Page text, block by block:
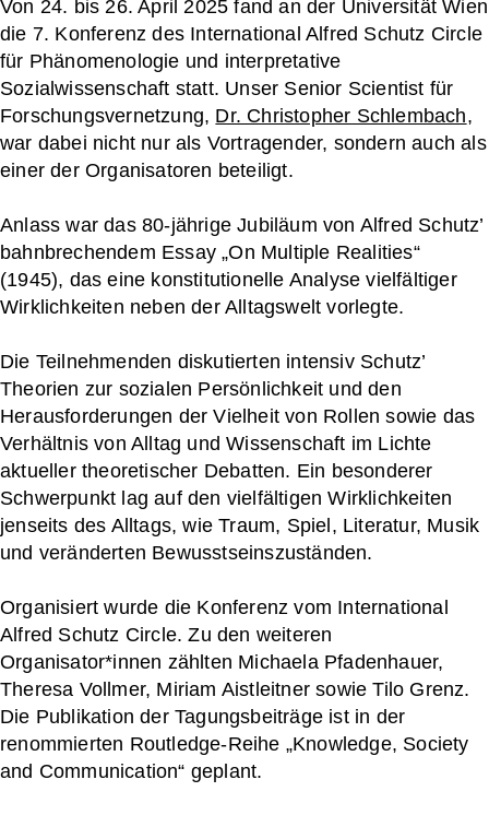
Von 24. bis 26. April 2025 fand an der Universität Wien
die 7. Konferenz des International Alfred Schutz Circle
für Phänomenologie und interpretative
Sozialwissenschaft statt. Unser Senior Scientist für
Forschungsvernetzung, Dr. Christopher Schlembach,
war dabei nicht nur als Vortragender, sondern auch als
einer der Organisatoren beteiligt.
Anlass war das 80-jährige Jubiläum von Alfred Schutz’
bahnbrechendem Essay „On Multiple Realities“
(1945), das eine konstitutionelle Analyse vielfältiger
Wirklichkeiten neben der Alltagswelt vorlegte.
Die Teilnehmenden diskutierten intensiv Schutz’
Theorien zur sozialen Persönlichkeit und den
Herausforderungen der Vielheit von Rollen sowie das
Verhältnis von Alltag und Wissenschaft im Lichte
aktueller theoretischer Debatten. Ein besonderer
Schwerpunkt lag auf den vielfältigen Wirklichkeiten
jenseits des Alltags, wie Traum, Spiel, Literatur, Musik
und veränderten Bewusstseinszuständen.
Organisiert wurde die Konferenz vom International
Alfred Schutz Circle. Zu den weiteren
Organisator*innen zählten Michaela Pfadenhauer,
Theresa Vollmer, Miriam Aistleitner sowie Tilo Grenz.
Die Publikation der Tagungsbeiträge ist in der
renommierten Routledge-Reihe „Knowledge, Society
and Communication“ geplant.